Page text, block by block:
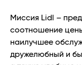
Миссия Lidl –
соотношение
наилучшее
дружелюбный и